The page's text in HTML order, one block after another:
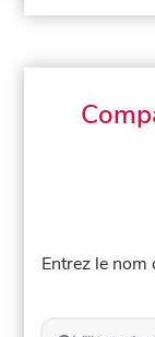
Entrez le nom